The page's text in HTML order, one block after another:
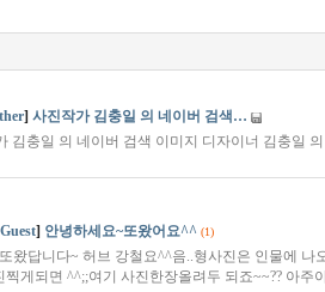
] 사진작가 김충일 의 네이버 검색…
김충일 의 네이버 검색 이미지 디자이너 김충일
] 안녕하세요~또왔어요^^ (1)
왔답니다~ 허브 강철요^^음..형사진은 인물에
찍게되면 ^^;;여기 사진한장올려두 되죠~~?? 아